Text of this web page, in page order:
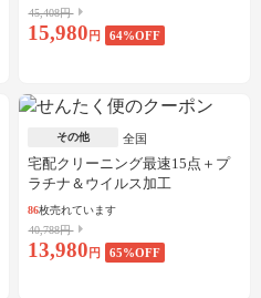
45,408円
15,980 円 64%OFF
その他 全国
宅配クリーニング最速15点＋プ
ラチナ＆ウイルス加工
86枚売れています
40,788円
13,980 円 65%OFF